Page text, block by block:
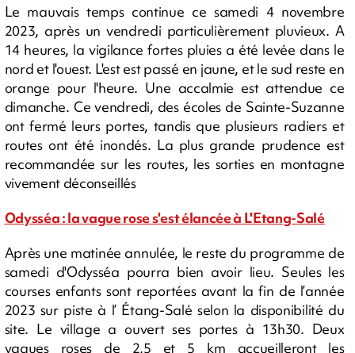
Le mauvais temps continue ce samedi 4 novembre
2023, après un vendredi particulièrement pluvieux. A
14 heures, la vigilance fortes pluies a été levée dans le
nord et l'ouest. L'est est passé en jaune, et le sud reste en
orange pour l'heure. Une accalmie est attendue ce
dimanche. Ce vendredi, des écoles de Sainte-Suzanne
ont fermé leurs portes, tandis que plusieurs radiers et
routes ont été inondés. La plus grande prudence est
recommandée sur les routes, les sorties en montagne
vivement déconseillés
Odysséa : la vague rose s'est élancée à L'Etang-Salé
Après une matinée annulée, le reste du programme de
samedi d'Odysséa pourra bien avoir lieu. Seules les
courses enfants sont reportées avant la fin de l’année
2023 sur piste à l’ Étang-Salé selon la disponibilité du
site. Le village a ouvert ses portes à 13h30. Deux
vagues roses de 2,5 et 5 km accueilleront les